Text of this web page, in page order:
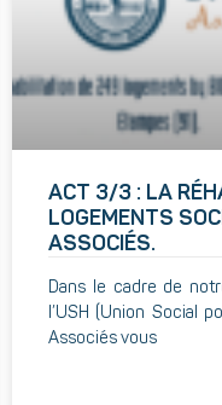
ACT 3/3 : LA
LOGEMENTS
ASSOCIÉS.
Dans le cadre de
l’USH (Union Social
Associés vous